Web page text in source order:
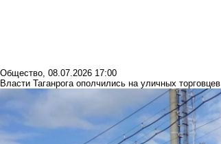
Общество, 08.07.2026 17:00
Власти Таганрога ополчились на уличных торговцев